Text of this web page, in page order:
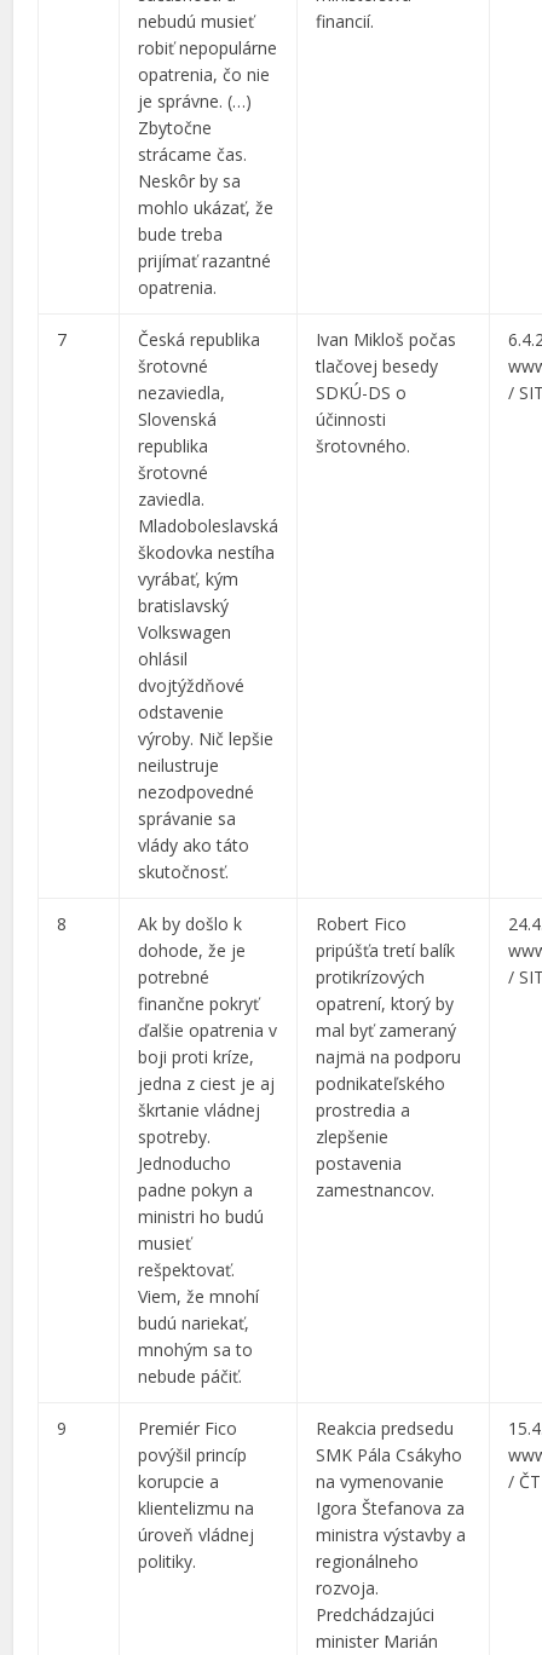
nebudú musieť
robiť nepopulárne
opatrenia, čo nie
je správne. (…)
Zbytočne
strácame čas.
Neskôr by sa
mohlo ukázať, že
bude treba
prijímať razantné
opatrenia.
financií.
7
Česká republika
šrotovné
nezaviedla,
Slovenská
republika
šrotovné
zaviedla.
Mladoboleslavská
škodovka nestíha
vyrábať, kým
bratislavský
Volkswagen
ohlásil
dvojtýždňové
odstavenie
výroby. Nič lepšie
neilustruje
nezodpovedné
správanie sa
vlády ako táto
skutočnosť.
Ivan Mikloš počas
tlačovej besedy
SDKÚ-DS o
účinnosti
šrotovného.
/
8
Ak by došlo k
dohode, že je
potrebné
finančne pokryť
ďalšie opatrenia v
boji proti kríze,
jedna z ciest je aj
škrtanie vládnej
spotreby.
Jednoducho
padne pokyn a
ministri ho budú
musieť
rešpektovať.
Viem, že mnohí
budú nariekať,
mnohým sa to
nebude páčiť.
Robert Fico
pripúšťa tretí balík
protikrízových
opatrení, ktorý by
mal byť zameraný
najmä na podporu
podnikateľského
prostredia a
zlepšenie
postavenia
zamestnancov.
/
9
Premiér Fico
povýšil princíp
korupcie a
klientelizmu na
úroveň vládnej
politiky.
Reakcia predsedu
SMK Pála Csákyho
na vymenovanie
Igora Štefanova za
ministra výstavby a
regionálneho
rozvoja.
Predchádzajúci
minister Marián
/